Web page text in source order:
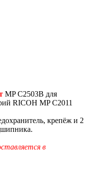
MP C2503B для
RICOH MP C2011
крепёж и 2
в